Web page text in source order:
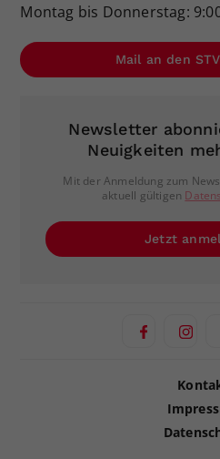
Montag bis Donnerstag:
Mail an den
Newsletter
Neuigkeiten
Mit der Anmeldung zum
aktuell gültigen
Jetzt